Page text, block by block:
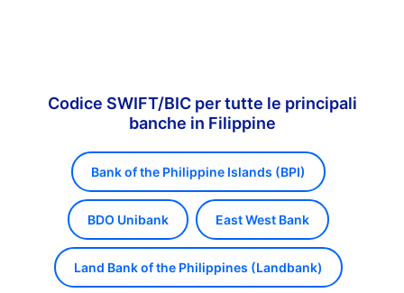
Codice SWIFT/BIC per tutte le principali
banche in Filippine
Bank of the Philippine Islands (BPI)
BDO Unibank East West Bank
Land Bank of the Philippines (Landbank)